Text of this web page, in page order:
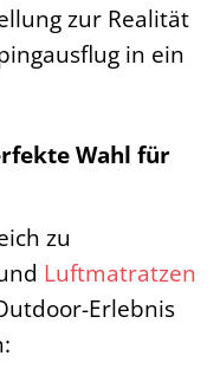
zur Realität
in ein
Wahl für
zu
Luftmatratzen
Erlebnis